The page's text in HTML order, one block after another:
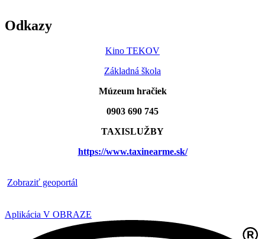
Odkazy
Kino TEKOV
Základná škola
Múzeum hračiek
0903 690 745
TAXISLUŽBY
https://www.taxinearme.sk/
Zobraziť geoportál
Aplikácia V OBRAZE